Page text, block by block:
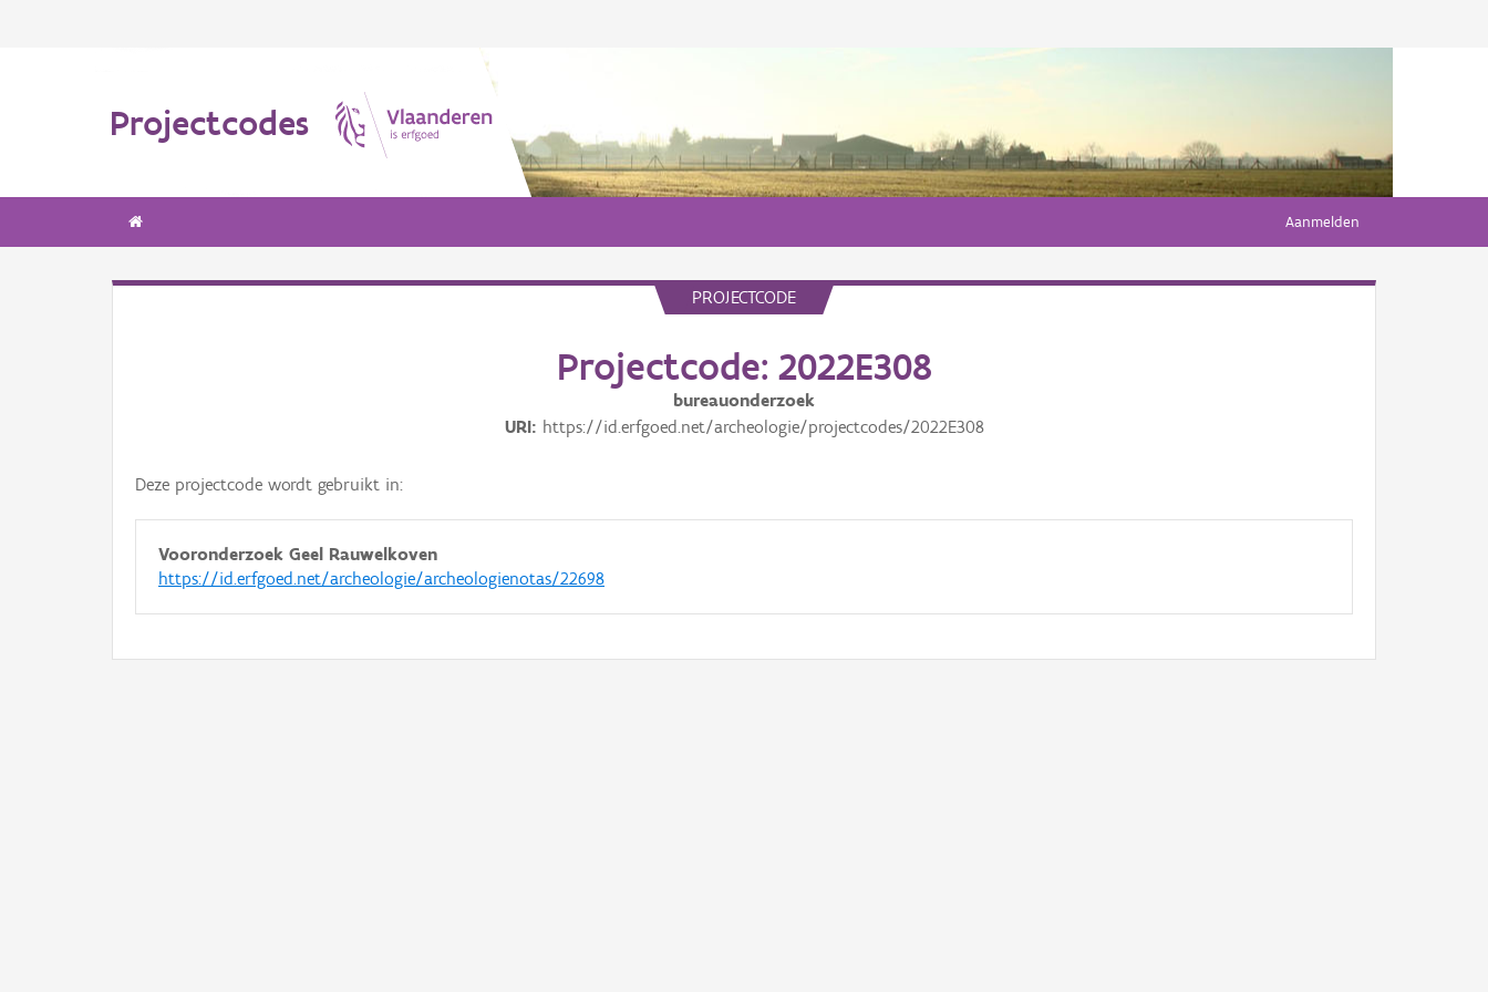
Projectcodes
Aanmelden
PROJECTCODE
Projectcode: 2022E308
bureauonderzoek
URI
https://id.erfgoed.net/archeologie/projectcodes/2022E308
Deze projectcode wordt gebruikt in:
Vooronderzoek Geel Rauwelkoven
https://id.erfgoed.net/archeologie/archeologienotas/22698